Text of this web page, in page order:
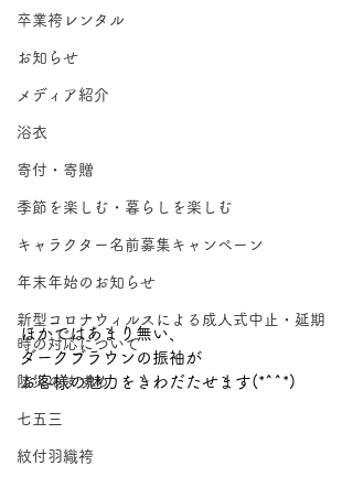
卒業袴レンタル
お知らせ
メディア紹介
浴衣
寄付・寄贈
季節を楽しむ・暮らしを楽しむ
キャラクター名前募集キャンペーン
年末年始のお知らせ
新型コロナウィルスによる成人式中止・延期
時の対応について
防災のすすめ
七五三
紋付羽織袴
ほかではあまり無い、
ダークブラウンの振袖が
お客様の魅力をきわだたせます(*^^*)